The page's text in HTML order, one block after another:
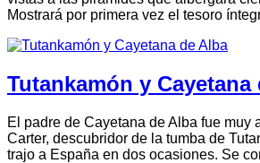
Mostrará por primera vez el tesoro
Tutankamón y Cayetana
El padre de Cayetana de Alba fue muy
Carter, descubridor de la tumba de
trajo a España en dos ocasiones. Se